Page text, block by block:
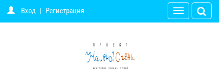
Вход | Регистрация
Toggle
navigation